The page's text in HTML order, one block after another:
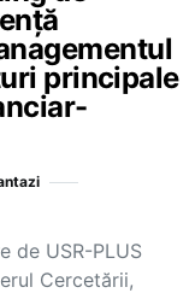
principale
de USR-PLUS
Cercetării,